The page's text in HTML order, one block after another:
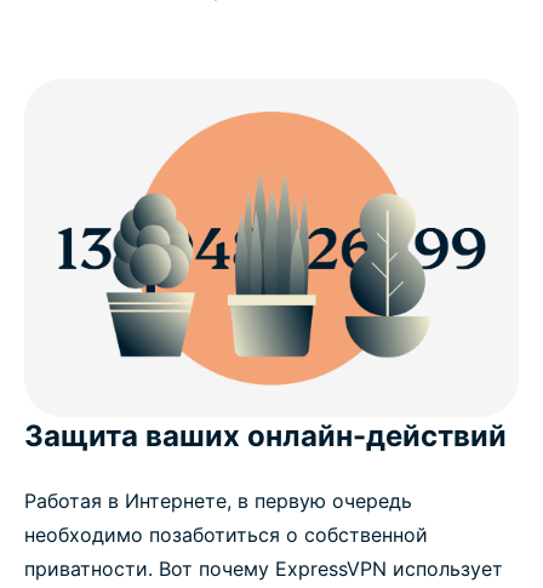
Защита ваших онлайн-действий
Работая в Интернете, в первую очередь
необходимо позаботиться о собственной
приватности. Вот почему ExpressVPN использует